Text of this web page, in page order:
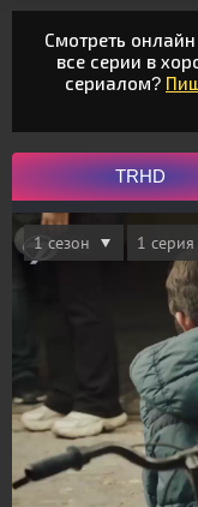
Смотреть
все серии в
сериалом?
TRHD